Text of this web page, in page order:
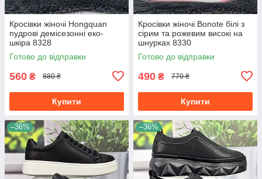
Кросівки жіночі Hongquan
пудрові демісезонні еко-
шкіра 8328
Готово до відправки
560 ₴ 880 ₴
Купити
Кросівки жіночі Bonote білі з
сірим та рожевим високі на
шнурках 8330
Готово до відправки
490 ₴ 770 ₴
Купити
–36% –36%